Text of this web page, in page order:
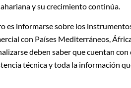
y su crecimiento continúa.
es informarse sobre los
con Países Mediterráneos,
deben saber que cuentan
técnica y toda la información